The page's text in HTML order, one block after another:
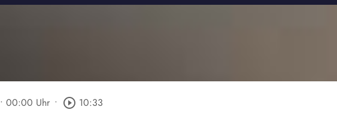
• 00:00 Uhr • play_circle_outline 10:33